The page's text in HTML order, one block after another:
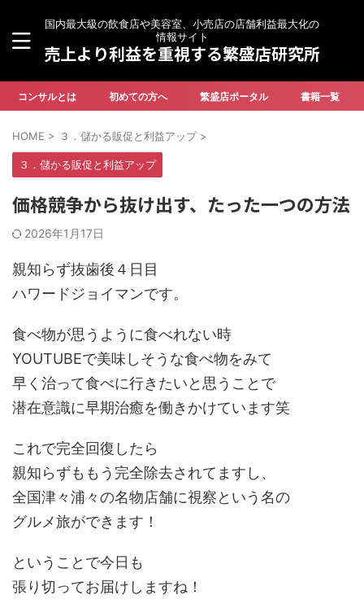
国内最大級の飲食店や美容室、小売店の店舗利益最大化の
情報サイト
売上より利益を重視する繁盛店研究所
コンサルとは 初めての方へ 繁盛店ポータル 書籍一覧
HOME > ３．儲かる販促と利益アップ >
３．儲かる販促と利益アップ
価格競争から抜け出す、たった一つの方法
2026年1月17日
親知らず抜歯後４日目
ハワードジョイマンです。
食べ物が思うように食べれない時
YOUTUBEで美味しそうな食べ物をみて
早く治って食べに行きたいと思うことで
潜在意識に早期治癒を働きかけています笑
これで完全回復したら
親知らずももう完全除去されてますし、
全国津々浦々の名物店舗に視察という名の
グルメ旅ができます！
ということで今日も
張り切ってお届けしますね！